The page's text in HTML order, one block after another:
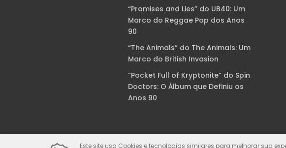
“Promises and Lies” do UB40: Um
Marco do Reggae Pop dos Anos
90
“The Animals” do The Animals: Um
Marco do British Invasion
“Pocket Full of Kryptonite” do Spin
Doctors: O Álbum que Definiu os
Anos 90
Este site usa Cookies e tecnologias similares para melhorar sua